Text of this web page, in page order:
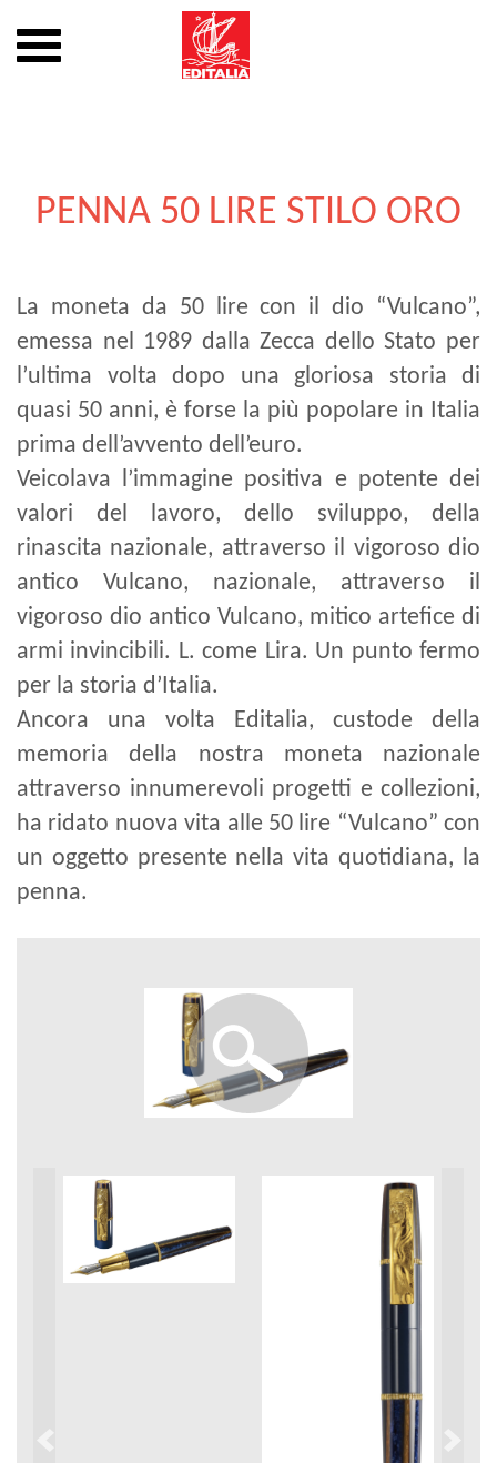
Mostra
o
PENNA 50 LIRE STILO ORO
La moneta da 50 lire con il dio “Vulcano”,
emessa nel 1989 dalla Zecca dello Stato per
l’ultima volta dopo una gloriosa storia di
quasi 50 anni, è forse la più popolare in Italia
prima dell’avvento dell’euro.
Veicolava l’immagine positiva e potente dei
valori del lavoro, dello sviluppo, della
rinascita nazionale, attraverso il vigoroso dio
antico Vulcano, nazionale, attraverso il
vigoroso dio antico Vulcano, mitico artefice di
armi invincibili. L. come Lira. Un punto fermo
per la storia d’Italia.
Ancora una volta Editalia, custode della
memoria della nostra moneta nazionale
attraverso innumerevoli progetti e collezioni,
ha ridato nuova vita alle 50 lire “Vulcano” con
un oggetto presente nella vita quotidiana, la
penna.